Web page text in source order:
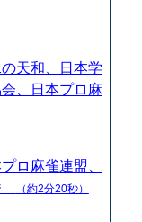
天和、日本学
、日本プロ麻
ロ麻雀連盟、
（約2分20秒）